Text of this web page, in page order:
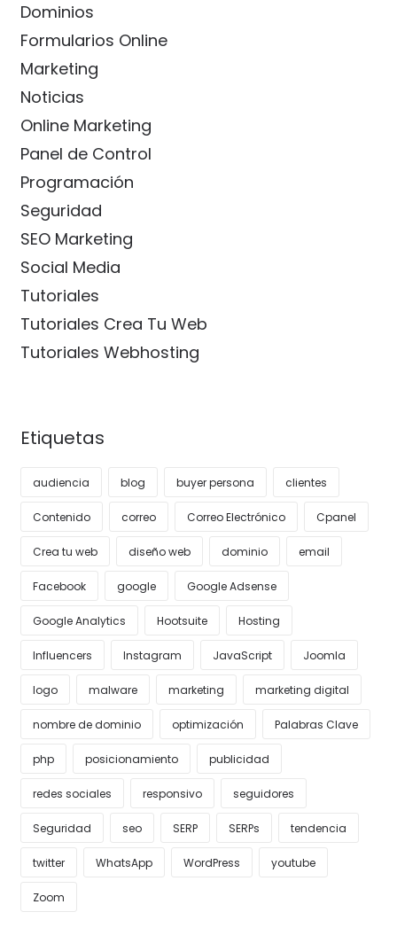
Dominios
Formularios Online
Marketing
Noticias
Online Marketing
Panel de Control
Programación
Seguridad
SEO Marketing
Social Media
Tutoriales
Tutoriales Crea Tu Web
Tutoriales Webhosting
Etiquetas
audiencia blog buyer persona clientes
Contenido correo Correo Electrónico Cpanel
Crea tu web diseño web dominio email
Facebook google Google Adsense
Google Analytics Hootsuite Hosting
Influencers Instagram JavaScript Joomla
logo malware marketing marketing digital
nombre de dominio optimización Palabras Clave
php posicionamiento publicidad
redes sociales responsivo seguidores
Seguridad seo SERP SERPs tendencia
twitter WhatsApp WordPress youtube
Zoom